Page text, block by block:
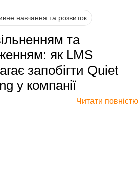
навчання та розвиток
та
як LMS
запобігти Quiet
у компанії
Читати повністю